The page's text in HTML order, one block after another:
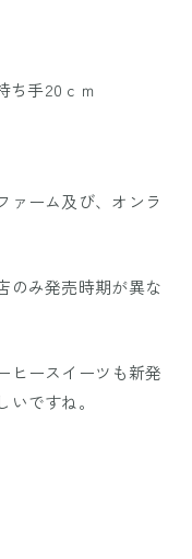
ち手20ｃｍ
ァーム及び、オンラ
のみ発売時期が異な
ヒースイーツも新発
ですね。